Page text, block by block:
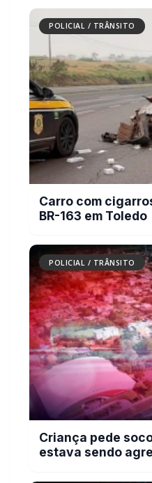
POLICIAL / TRÂNSITO
Carro com
BR-163 em Toledo
POLICIAL / TRÂNSITO
Criança pede
estava sendo